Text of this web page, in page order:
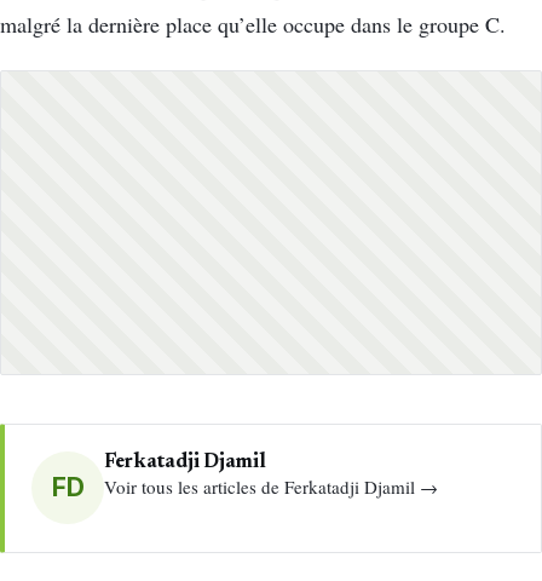
malgré la dernière place qu’elle occupe dans le groupe C.
FD
Ferkatadji Djamil
Voir tous les articles de Ferkatadji Djamil →